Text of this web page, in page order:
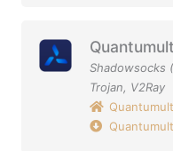
Shadowsocks
Trojan, V2Ray